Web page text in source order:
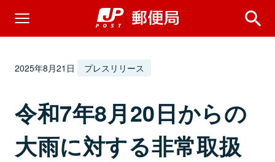
2025年8月21日 プレスリリース
令和7年8月20日からの
大雨に対する非常取扱